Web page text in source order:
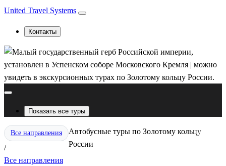
United Travel Systems
Контакты
Показать все туры
Все направления
/
Автобусные туры по Золотому кольцу
России
Все направления